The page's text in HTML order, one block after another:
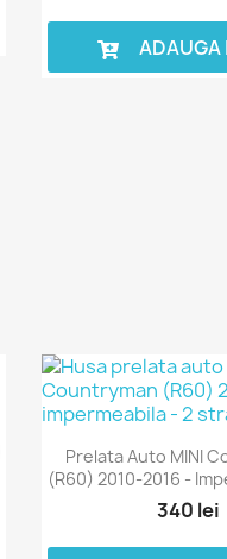
ADAUGA
Prelata Auto MINI
(R60) 2010-2016 -
340 lei